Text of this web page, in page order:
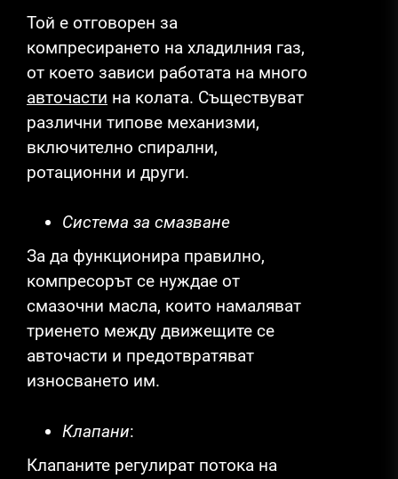
Той е отговорен за
компресирането на хладилния газ,
от което зависи работата на много
авточасти на колата. Съществуват
различни типове механизми,
включително спирални,
ротационни и други.
Система за смазване
За да функционира правилно,
компресорът се нуждае от
смазочни масла, които намаляват
триенето между движещите се
авточасти и предотвратяват
износването им.
Клапани:
Клапаните регулират потока на